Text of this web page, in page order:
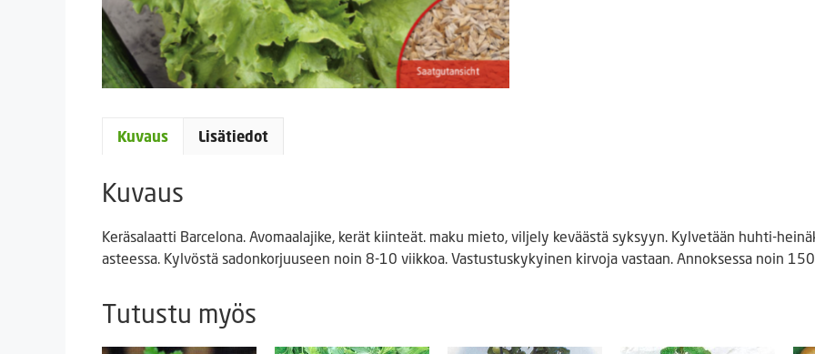
Kuvaus Lisätiedot
Kuvaus
Keräsalaatti Barcelona. Avomaalajike, kerät kiinteät. maku mieto, viljely keväästä syksyyn. Kylvetään huhti-
asteessa. Kylvöstä sadonkorjuuseen noin 8-10 viikkoa. Vastustuskykyinen kirvoja vastaan. Annoksessa noin
Tutustu myös